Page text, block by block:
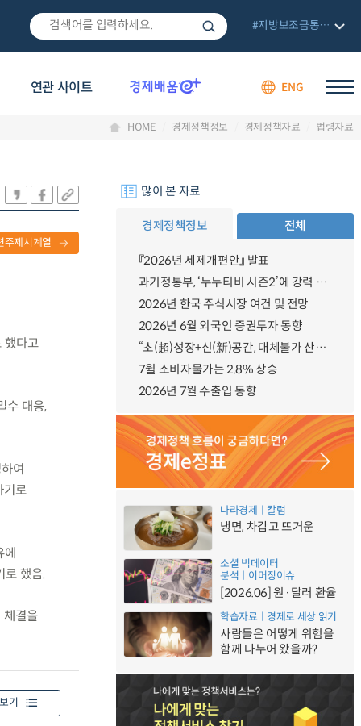
연관 사이트 ENG
#지방보조금통합관리망
HOME 경제정책정보 경제정책자료 법령자료
주제시계열
했다고
수 대응,
여
기로
로 했음.
체결을
기
많이 본 자료
경제정책정보 전체
『2026년 세제개편안』 발표
과기정통부, ‘누누티비 시즌2’에 강력 대응 의지 밝혀
2026년 한국 주식시장 여건 및 전망
2026년 6월 외국인 증권투자 동향
“초(超)성장+신(新)공간, 대체불가 산업강국”
7월 소비자물가는 2.8% 상승
2026년 7월 수출입 동향
나라경제ㅣ칼럼
냉면, 차갑고 뜨거운
소셜 빅데이터
분석ㅣ이머징이슈
[2026.06] 원·달러 환율
학습자료ㅣ경제로 세상 읽기
사람들은 어떻게 위험을
함께 나누어 왔을까?